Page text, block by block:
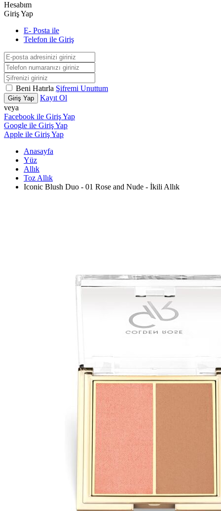
Hesabım
Giriş Yap
E- Posta ile
Telefon ile Giriş
Beni Hatırla Şifremi Unuttum
Giriş Yap
Kayıt Ol
veya
Facebook ile Giriş Yap
Google ile Giriş Yap
Apple ile Giriş Yap
Anasayfa
Yüz
Allık
Toz Allık
Iconic Blush Duo - 01 Rose and Nude - İkili Allık